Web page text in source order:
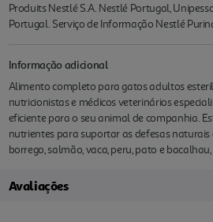
Produits Nestlé S.A. Nestlé Portugal,
Portugal. Serviço de Informação Nestlé
Informação adicional
Alimento completo para gatos adultos
nutricionistas e médicos veterinários
eficiente para o seu animal de companhia.
nutrientes para suportar as defesas naturais
borrego, salmão, vaca, peru, pato e
Avaliações